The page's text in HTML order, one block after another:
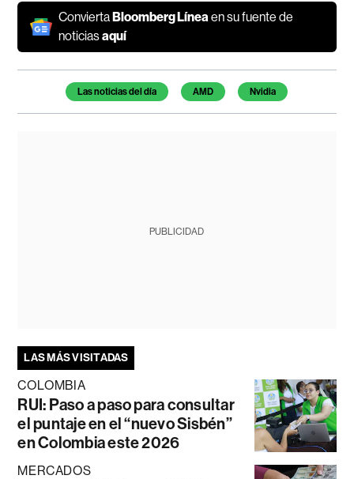
ConviertaBloomberg Líneaen su fuente de
noticiasaquí
Temas de este artículo
Las noticias del día AMD Nvidia
PUBLICIDAD
LAS MÁS VISITADAS
COLOMBIA
RUI: Paso a paso para consultar
el puntaje en el “nuevo Sisbén”
en Colombia este 2026
MERCADOS